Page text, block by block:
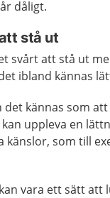
dåligt.
stå ut
svårt att stå ut
ibland kännas
det kännas som
uppleva en
som till
vara ett sätt att